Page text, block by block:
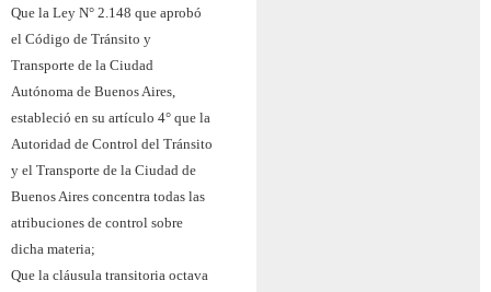
Que la Ley N° 2.148 que aprobó
el Código de Tránsito y
Transporte de la Ciudad
Autónoma de Buenos Aires,
estableció en su artículo 4° que la
Autoridad de Control del Tránsito
y el Transporte de la Ciudad de
Buenos Aires concentra todas las
atribuciones de control sobre
dicha materia;
Que la cláusula transitoria octava